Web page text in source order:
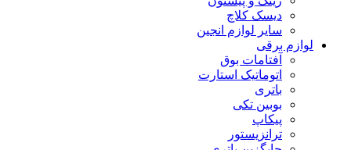
دیسک کلاچ
سایر لوازم انجین
لوازم برقی
آفتامات بوق
اتوماتیک استارت
باتری
بوبین تکی
پیکاپ
ترانزیستور